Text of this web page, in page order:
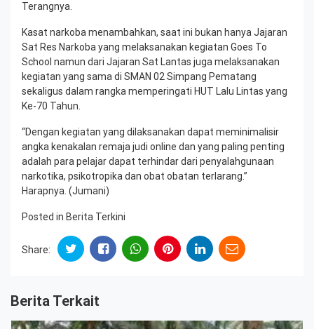
Terangnya.
Kasat narkoba menambahkan, saat ini bukan hanya Jajaran
Sat Res Narkoba yang melaksanakan kegiatan Goes To
School namun dari Jajaran Sat Lantas juga melaksanakan
kegiatan yang sama di SMAN 02 Simpang Pematang
sekaligus dalam rangka memperingati HUT Lalu Lintas yang
Ke-70 Tahun.
“Dengan kegiatan yang dilaksanakan dapat meminimalisir
angka kenakalan remaja judi online dan yang paling penting
adalah para pelajar dapat terhindar dari penyalahgunaan
narkotika, psikotropika dan obat obatan terlarang.”
Harapnya. (Jumani)
Posted in Berita Terkini
Share:
Berita Terkait